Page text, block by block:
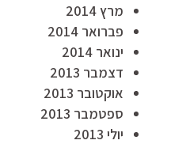
מרץ 2014
פברואר 2014
ינואר 2014
דצמבר 2013
אוקטובר 2013
ספטמבר 2013
יולי 2013